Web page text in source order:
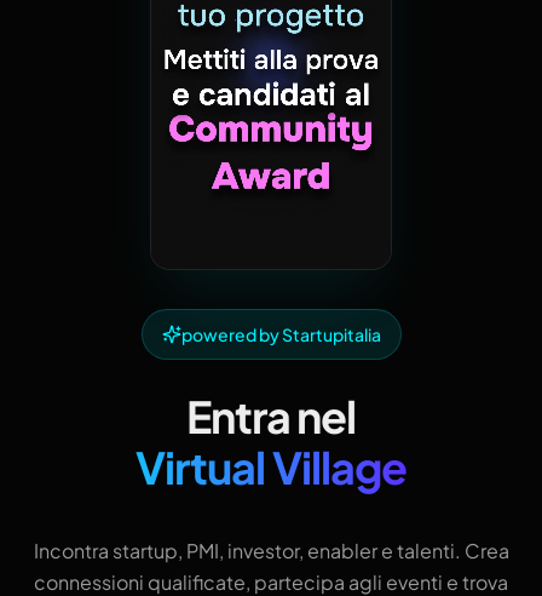
powered by Startupitalia
Entra nel
Virtual Village
Incontra startup, PMI, investor, enabler e talenti. Crea
connessioni qualificate, partecipa agli eventi e trova